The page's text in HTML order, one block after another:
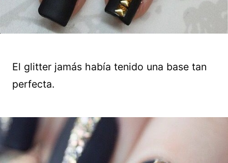
El glitter jamás había tenido una base tan
perfecta.